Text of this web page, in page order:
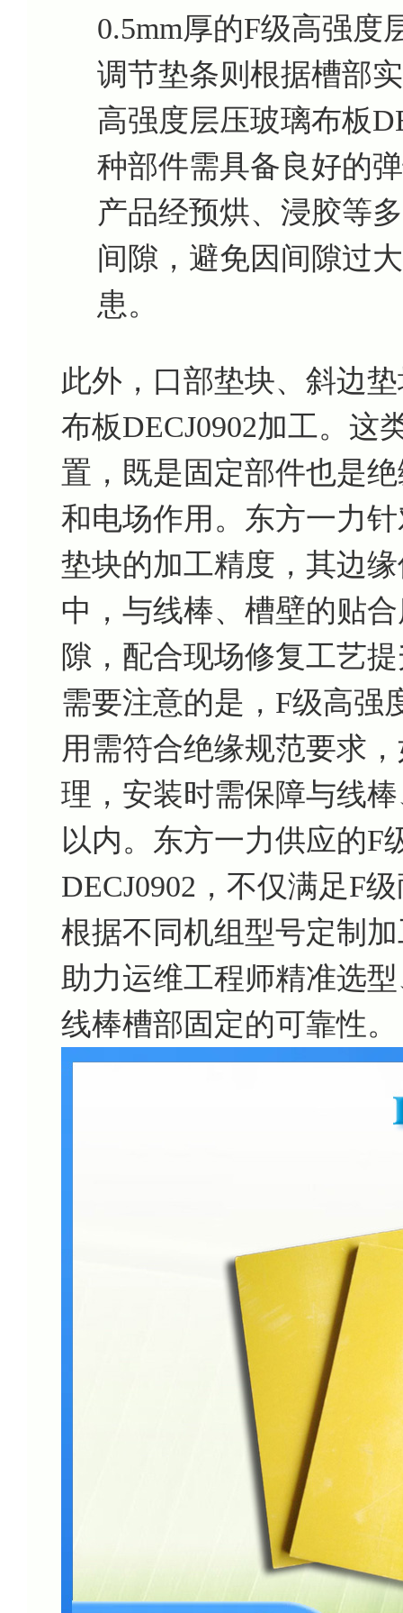
0.5mm厚的F级高强度
调节垫条则根据槽部
高强度层压玻璃布板
种部件需具备良好的
产品经预烘、浸胶等
间隙，避免因间隙过
患。
此外，口部垫块、斜边
布板DECJ0902加工。这
置，既是固定部件也是
和电场作用。东方一力
垫块的加工精度，其边
中，与线棒、槽壁的贴
隙，配合现场修复工艺
需要注意的是，F级高强
用需符合绝缘规范要求
理，安装时需保障与线
以内。东方一力供应的F
DECJ0902，不仅满足F
根据不同机组型号定制
助力运维工程师精准选
线棒槽部固定的可靠性。